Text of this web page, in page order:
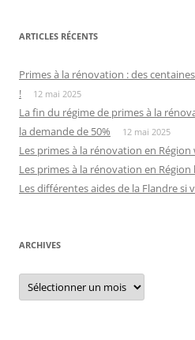
ARTICLES RÉCENTS
Primes à la rénovation : des
!
12 mai 2025
La fin du régime de primes à la
la demande de 50%
12 mai 2025
Les primes à la rénovation en
Les primes à la rénovation en
Les différentes aides de la Flandre si
ARCHIVES
Archives